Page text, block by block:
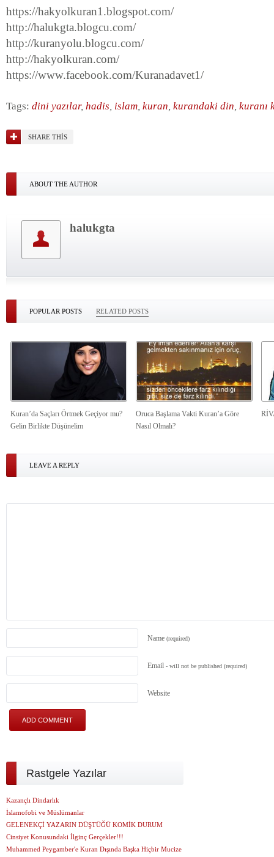
https://hakyolkuran1.blogspot.com/
http://halukgta.blogcu.com/
http://kuranyolu.blogcu.com/
http://hakyolkuran.com/
https://www.facebook.com/Kuranadavet1/
Tags: dini yazılar, hadis, islam, kuran, kurandaki din, kuranı
SHARE THIS
ABOUT THE AUTHOR
halukgta
POPULAR POSTS RELATED POSTS
Kuran’da Saçları Örtmek Geçiyor mu?
Gelin Birlikte Düşünelim
Oruca Başlama Vakti Kuran’a Göre
Nasıl Olmalı?
LEAVE A REPLY
Name (required)
Email - will not be published (required)
Website
Rastgele Yazılar
Kazançlı Dindarlık
İslamofobi ve Müslümanlar
GELENEKÇİ YAZARIN DÜŞTÜĞÜ KOMİK DURUM
Cinsiyet Konusundaki İlginç Gerçekler!!!
Muhammed Peygamber'e Kuran Dışında Başka Hiçbir Mucize